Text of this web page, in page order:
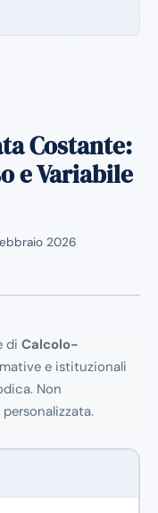
Costante:
e Variabile
2026
di Calcolo-
e istituzionali
Non